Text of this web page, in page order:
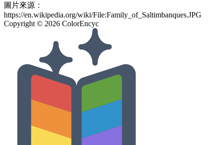
圖片來源：
https://en.wikipedia.org/wiki/File:Family_of_Saltimbanques.JPG
Copyright © 2026 ColorEncyc